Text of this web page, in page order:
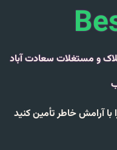
و مستغلات سعادت آباد
باآرامش خاطرتأمین کنید